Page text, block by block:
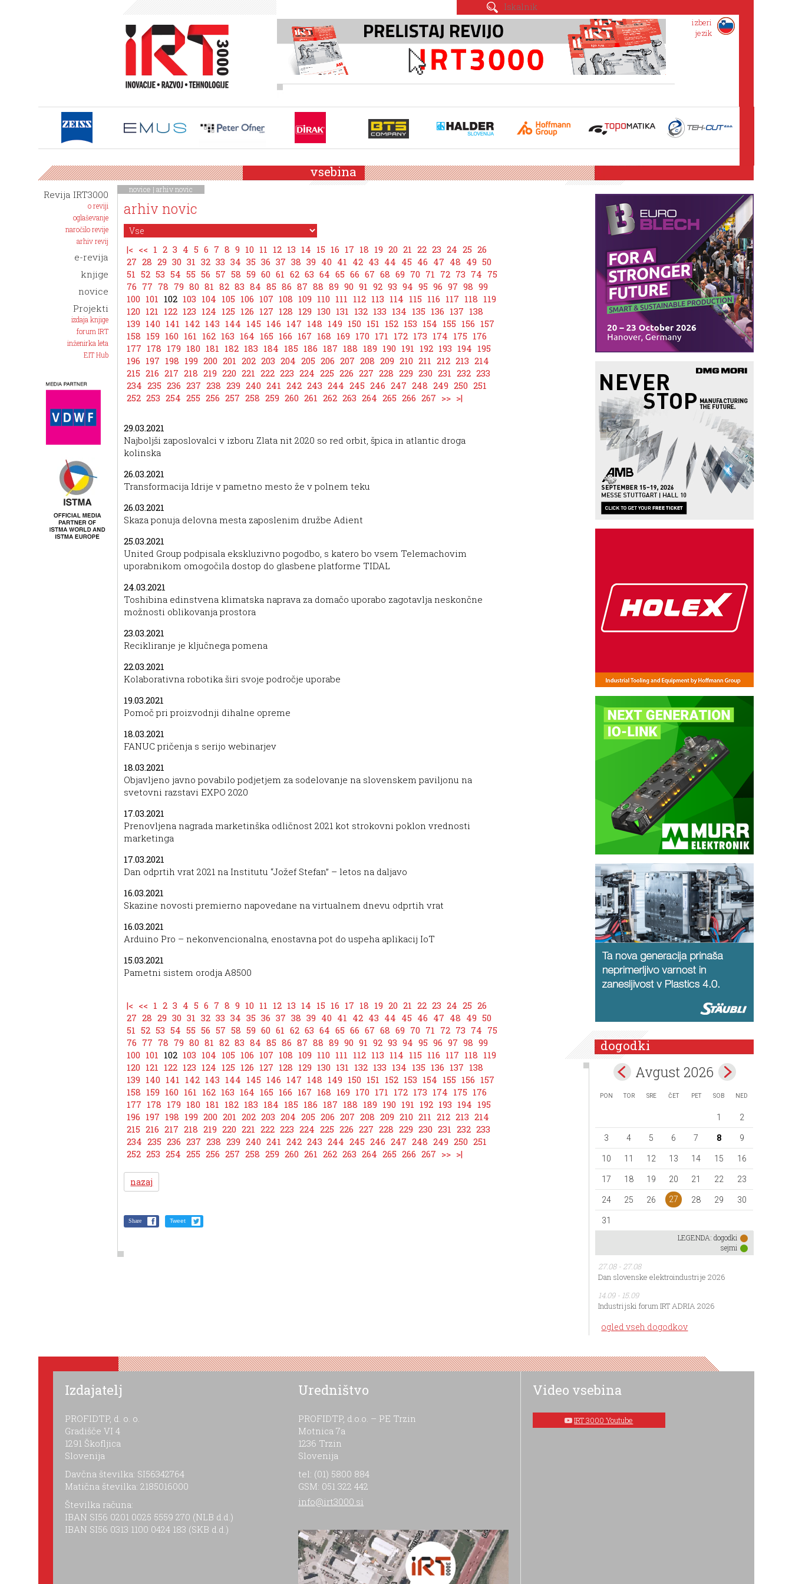
izberi
jezik
Revija IRT3000
o reviji
oglaševanje
naročilo revije
arhiv revij
e-revija
knjige
novice
Projekti
izdaja knjige
forum IRT
inženirka leta
EIT Hub
vsebina
novice |arhiv novic
arhiv novic
|< << 1 2 3 4 5 6 7 8 9 10 11 12 13 14 15 16 17 18 19 20 21 22 23 24 25 26
27 28 29 30 31 32 33 34 35 36 37 38 39 40 41 42 43 44 45 46 47 48 49 50
51 52 53 54 55 56 57 58 59 60 61 62 63 64 65 66 67 68 69 70 71 72 73 74 75
76 77 78 79 80 81 82 83 84 85 86 87 88 89 90 91 92 93 94 95 96 97 98 99
100 101 102 103 104 105 106 107 108 109 110 111 112 113 114 115 116 117 118 119
120 121 122 123 124 125 126 127 128 129 130 131 132 133 134 135 136 137 138
139 140 141 142 143 144 145 146 147 148 149 150 151 152 153 154 155 156 157
158 159 160 161 162 163 164 165 166 167 168 169 170 171 172 173 174 175 176
177 178 179 180 181 182 183 184 185 186 187 188 189 190 191 192 193 194 195
196 197 198 199 200 201 202 203 204 205 206 207 208 209 210 211 212 213 214
215 216 217 218 219 220 221 222 223 224 225 226 227 228 229 230 231 232 233
234 235 236 237 238 239 240 241 242 243 244 245 246 247 248 249 250 251
252 253 254 255 256 257 258 259 260 261 262 263 264 265 266 267 >> >|
29.03.2021
Najboljši zaposlovalci v izboru Zlata nit 2020 so red orbit, špica in atlantic droga
kolinska
26.03.2021
Transformacija Idrije v pametno mesto že v polnem teku
26.03.2021
Skaza ponuja delovna mesta zaposlenim družbe Adient
25.03.2021
United Group podpisala ekskluzivno pogodbo, s katero bo vsem Telemachovim
uporabnikom omogočila dostop do glasbene platforme TIDAL
24.03.2021
Toshibina edinstvena klimatska naprava za domačo uporabo zagotavlja neskončne
možnosti oblikovanja prostora
23.03.2021
Recikliranje je ključnega pomena
22.03.2021
Kolaborativna robotika širi svoje področje uporabe
19.03.2021
Pomoč pri proizvodnji dihalne opreme
18.03.2021
FANUC pričenja s serijo webinarjev
18.03.2021
Objavljeno javno povabilo podjetjem za sodelovanje na slovenskem paviljonu na
svetovni razstavi EXPO 2020
17.03.2021
Prenovljena nagrada marketinška odličnost 2021 kot strokovni poklon vrednosti
marketinga
17.03.2021
Dan odprtih vrat 2021 na Institutu “Jožef Stefan” – letos na daljavo
16.03.2021
Skazine novosti premierno napovedane na virtualnem dnevu odprtih vrat
16.03.2021
Arduino Pro – nekonvencionalna, enostavna pot do uspeha aplikacij IoT
15.03.2021
Pametni sistem orodja A8500
|< << 1 2 3 4 5 6 7 8 9 10 11 12 13 14 15 16 17 18 19 20 21 22 23 24 25 26
27 28 29 30 31 32 33 34 35 36 37 38 39 40 41 42 43 44 45 46 47 48 49 50
51 52 53 54 55 56 57 58 59 60 61 62 63 64 65 66 67 68 69 70 71 72 73 74 75
76 77 78 79 80 81 82 83 84 85 86 87 88 89 90 91 92 93 94 95 96 97 98 99
100 101 102 103 104 105 106 107 108 109 110 111 112 113 114 115 116 117 118 119
120 121 122 123 124 125 126 127 128 129 130 131 132 133 134 135 136 137 138
139 140 141 142 143 144 145 146 147 148 149 150 151 152 153 154 155 156 157
158 159 160 161 162 163 164 165 166 167 168 169 170 171 172 173 174 175 176
177 178 179 180 181 182 183 184 185 186 187 188 189 190 191 192 193 194 195
196 197 198 199 200 201 202 203 204 205 206 207 208 209 210 211 212 213 214
215 216 217 218 219 220 221 222 223 224 225 226 227 228 229 230 231 232 233
234 235 236 237 238 239 240 241 242 243 244 245 246 247 248 249 250 251
252 253 254 255 256 257 258 259 260 261 262 263 264 265 266 267 >> >|
nazaj
Share Tweet
dogodki
Avgust 2026
PON TOR SRE ČET PET SOB NED
1 2
3 4 5 6 7 8 9
10 11 12 13 14 15 16
17 18 19 20 21 22 23
24 25 26 27 28 29 30
31
LEGENDA: dogodki
sejmi
27.08 - 27.08
Dan slovenske elektroindustrije 2026
14.09 - 15.09
Industrijski forum IRT ADRIA 2026
ogled vseh dogodkov
Izdajatelj
PROFIDTP, d. o. o.
Gradišče VI 4
1291 Škofljica
Slovenija
Davčna številka: SI56342764
Matična številka: 2185016000
Številka računa:
IBAN SI56 0201 0025 5559 270 (NLB d.d.)
IBAN SI56 0313 1100 0424 183 (SKB d.d.)
Uredništvo
PROFIDTP, d.o.o. – PE Trzin
Motnica 7a
1236 Trzin
Slovenija
tel: (01) 5800 884
GSM: 051 322 442
info@irt3000.si
Video vsebina
IRT 3000 Youtube